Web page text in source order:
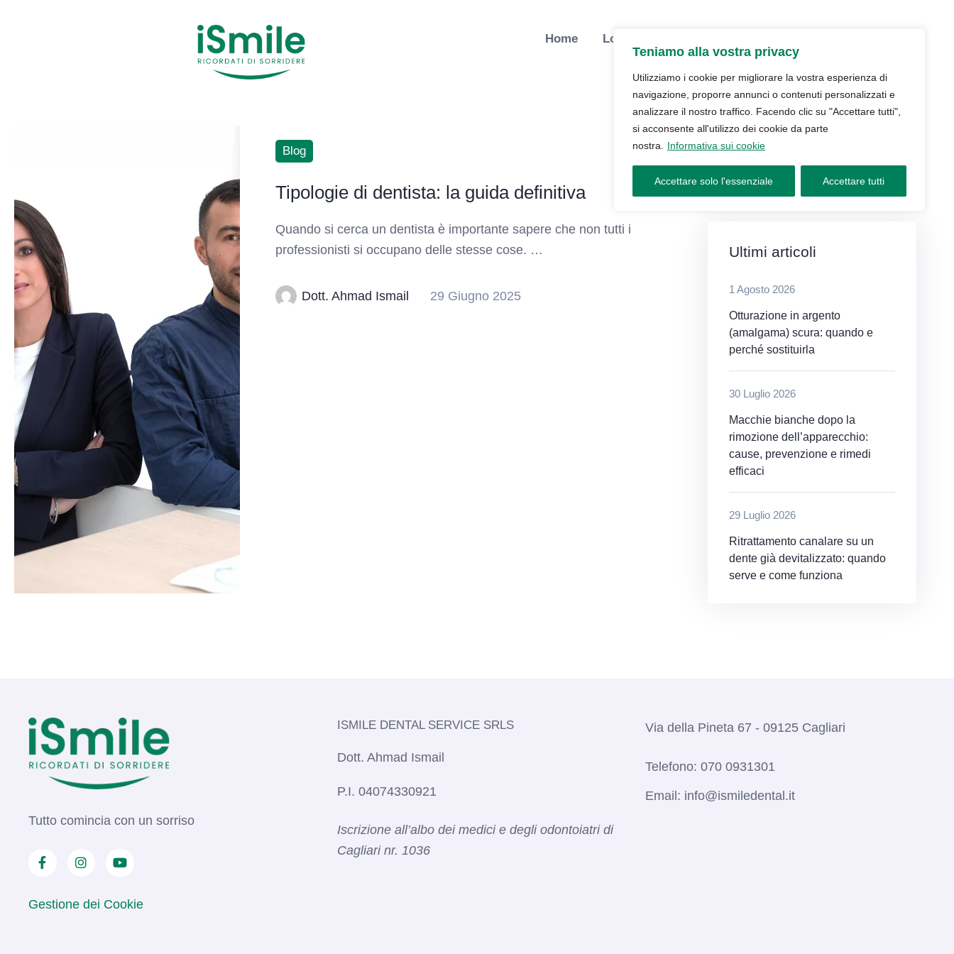
Teniamo alla vostra privacy
Utilizziamo i cookie per migliorare la vostra esperienza di
navigazione, proporre annunci o contenuti personalizzati e
analizzare il nostro traffico. Facendo clic su "Accettare tutti",
si acconsente all'utilizzo dei cookie da parte
nostra.
Informativa sui cookie
Accettare solo l'essenziale Accettare tutti
Home Lo Studio
Blog
Tipologie di dentista: la guida definitiva
Quando si cerca un dentista è importante sapere che non tutti i
professionisti si occupano delle stesse cose. …
Dott. Ahmad Ismail 29 Giugno 2025
Ultimi articoli
1 Agosto 2026
Otturazione in argento
(amalgama) scura: quando e
perché sostituirla
30 Luglio 2026
Macchie bianche dopo la
rimozione dell’apparecchio:
cause, prevenzione e rimedi
efficaci
29 Luglio 2026
Ritrattamento canalare su un
dente già devitalizzato: quando
serve e come funziona
Tutto comincia con un sorriso
Gestione dei Cookie
ISMILE DENTAL SERVICE SRLS​
Dott. Ahmad Ismail
P.I. 04074330921
Iscrizione all’albo dei medici e degli odontoiatri di
Cagliari nr. 1036​
Via della Pineta 67 - 09125 Cagliari
Telefono: 070 0931301
Email: info@ismiledental.it